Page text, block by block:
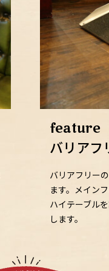
feature
バリアフ
バリアフリー
ます。メイン
ハイテーブル
します。